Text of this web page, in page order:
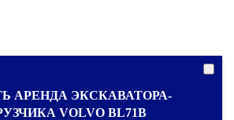
АРЕНДА ЭКСКАВАТОРА-
VOLVO BL71B